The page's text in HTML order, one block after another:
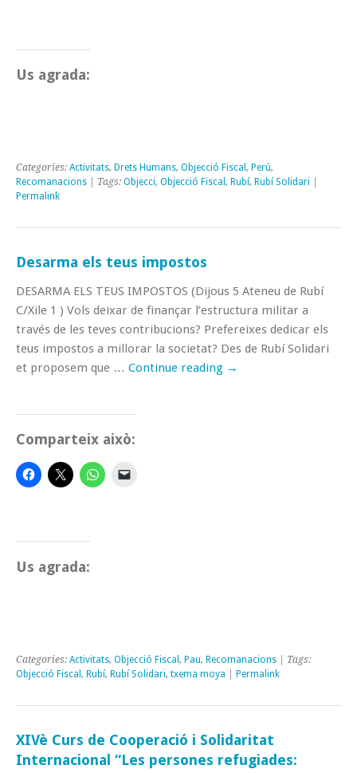
Us agrada:
Categories: Activitats, Drets Humans, Objecció Fiscal , Perú,
Recomanacions | Tags: Objecci, Objecció Fiscal , Rubí, Rubí Solidari
Permalink
Desarma els teus impostos
DESARMA ELS TEUS IMPOSTOS (Dijous 5 Ateneu de Rubí
C/Xile 1 ) Vols deixar de finançar l’estructura militar a
través de les teves contribucions? Prefereixes dedicar els
teus impostos a millorar la societat? Des de Rubí Solidari
et proposem que … Continue reading →
Comparteix això:
Us agrada:
Categories: Activitats, Objecció Fiscal , Pau, Recomanacions | Tags:
Objecció Fiscal , Rubí, Rubí Solidari, txema moya Permalink
XIVè Curs de Cooperació i Solidaritat
Internacional “Les persones refugiades: